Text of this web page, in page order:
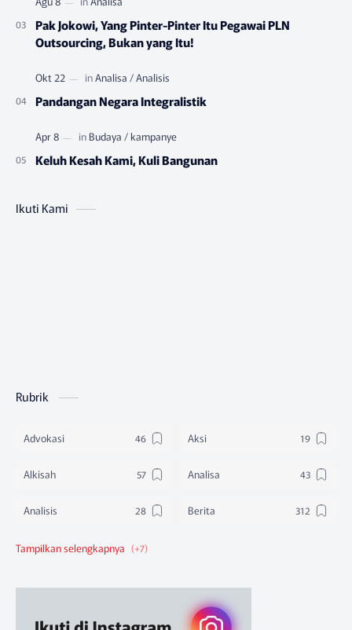
Pak Jokowi, Yang Pinter-Pinter Itu Pegawai PLN
Outsourcing, Bukan yang Itu!
Pandangan Negara Integralistik
Keluh Kesah Kami, Kuli Bangunan
Ikuti Kami
Rubrik
Advokasi Aksi
Alkisah Analisa
Analisis Berita
Berita Federasi
Ruang Belajar Sikap